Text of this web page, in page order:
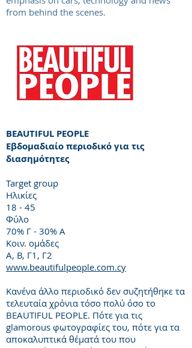
from behind the scenes.
BEAUTIFUL PEOPLE
Εβδομαδιαίο περιοδικό για τις
διασημότητες
Target group
Ηλικίες
18 - 45
Φύλο
70% Γ - 30% Α
Κοιν. ομάδες
Α, Β, Γ1, Γ2
www.beautifulpeople.com.cy
Κανένα άλλο περιοδικό δεν συζητήθηκε τα
τελευταία χρόνια τόσο πολύ όσο το
BEAUTIFUL PEOPLE. Πότε για τις
glamorous φωτογραφίες του, πότε για τα
αποκαλυπτικά θέματά του που